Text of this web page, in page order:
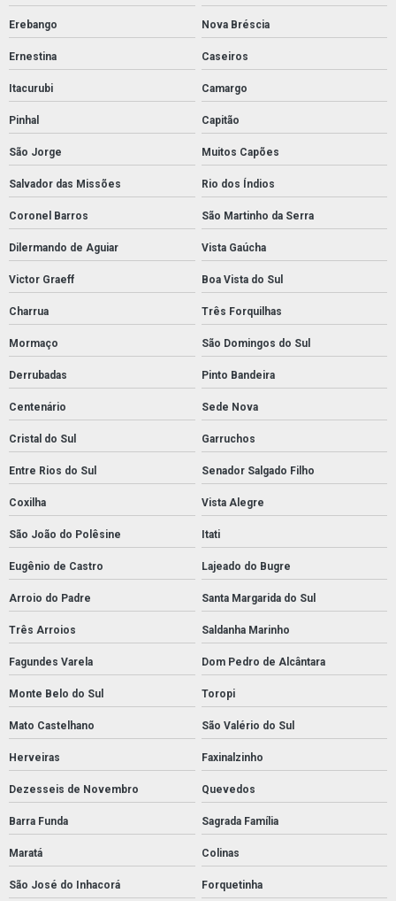
Erebango Nova Bréscia
Ernestina Caseiros
Itacurubi Camargo
Pinhal Capitão
São Jorge Muitos Capões
Salvador das Missões Rio dos Índios
Coronel Barros São Martinho da Serra
Dilermando de Aguiar Vista Gaúcha
Victor Graeff Boa Vista do Sul
Charrua Três Forquilhas
Mormaço São Domingos do Sul
Derrubadas Pinto Bandeira
Centenário Sede Nova
Cristal do Sul Garruchos
Entre Rios do Sul Senador Salgado Filho
Coxilha Vista Alegre
São João do Polêsine Itati
Eugênio de Castro Lajeado do Bugre
Arroio do Padre Santa Margarida do Sul
Três Arroios Saldanha Marinho
Fagundes Varela Dom Pedro de Alcântara
Monte Belo do Sul Toropi
Mato Castelhano São Valério do Sul
Herveiras Faxinalzinho
Dezesseis de Novembro Quevedos
Barra Funda Sagrada Família
Maratá Colinas
São José do Inhacorá Forquetinha